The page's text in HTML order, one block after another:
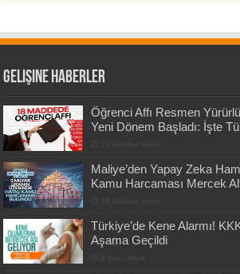
Gelişine Haberler
Öğrenci Affı Resmen
Yeni Dönem Başladı: İşte
Maliye’den Yapay Zeka
Kamu Harcaması Mercek
Türkiye’de Kene Alarmı!
Aşama Geçildi